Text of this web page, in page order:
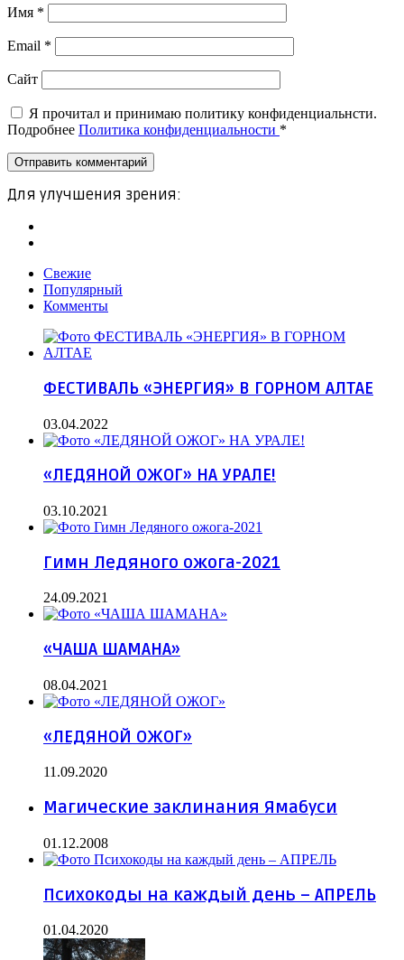
Имя *
Email *
Сайт
Я прочитал и принимаю политику конфиденциальнсти.
Подробнее Политика конфиденциальности *
Для улучшения зрения:
Свежие
Популярный
Комменты
ФЕСТИВАЛЬ «ЭНЕРГИЯ» В ГОРНОМ АЛТАЕ
03.04.2022
«ЛЕДЯНОЙ ОЖОГ» НА УРАЛЕ!
03.10.2021
Гимн Ледяного ожога-2021
24.09.2021
«ЧАША ШАМАНА»
08.04.2021
«ЛЕДЯНОЙ ОЖОГ»
11.09.2020
Магические заклинания Ямабуси
01.12.2008
Психокоды на каждый день – АПРЕЛЬ
01.04.2020